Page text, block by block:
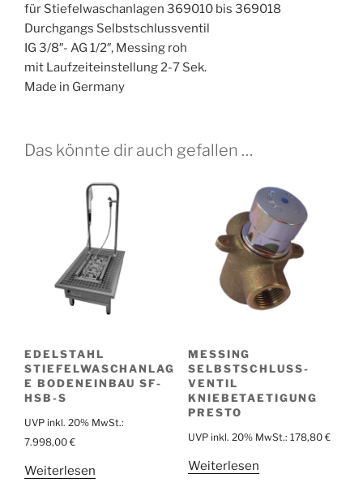
für Stiefelwaschanlagen 369010 bis 369018
Durchgangs Selbstschlussventil
IG 3/8″- AG 1/2″, Messing roh
mit Laufzeiteinstellung 2-7 Sek.
Made in Germany
Das könnte dir auch gefallen …
EDELSTAHL
STIEFELWASCHANLAG
E BODENEINBAU SF-
HSB-S
UVP inkl. 20% MwSt.:
7.998,00 €
Weiterlesen
MESSING
SELBSTSCHLUSS-
VENTIL
KNIEBETAETIGUNG
PRESTO
UVP inkl. 20% MwSt.: 178,80 €
Weiterlesen